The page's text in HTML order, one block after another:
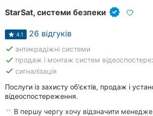
StarSat, системи безпеки
4.1 26 відгуків
done антикрадіжні системи
done продаж і монтаж систем
done сигналізація
Послуги із захисту об'єктів, продаж і
відеоспостереження.
В першу чергу хочу відзначити